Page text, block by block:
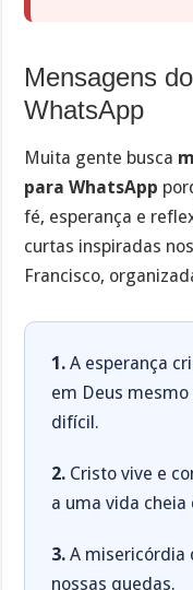
Mensagens
WhatsApp
Muita gente busca
para WhatsApp
fé, esperança e
curtas inspiradas
Francisco,
1. A esperança
em Deus
difícil.
2. Cristo vive e
a uma vida cheia
3. A misericórdia
nossas quedas.